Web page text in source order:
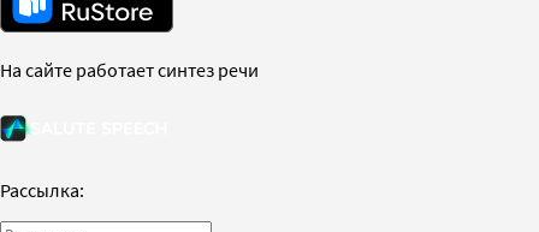
На сайте работает синтез речи
Рассылка: